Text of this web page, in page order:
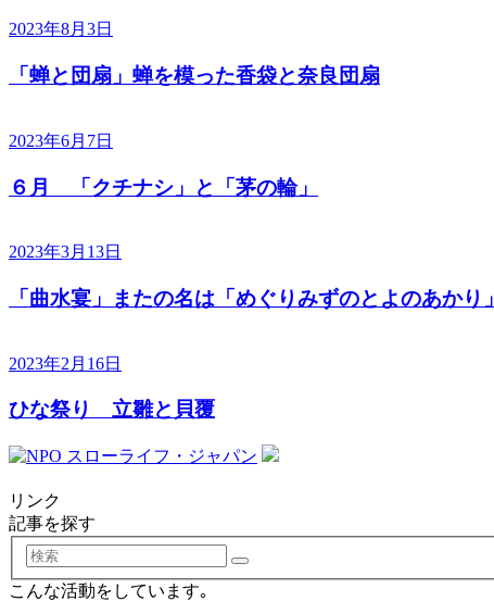
2023年8月3日
「蝉と団扇」蝉を模った香袋と奈良団扇
2023年6月7日
６月 「クチナシ」と「茅の輪」
2023年3月13日
「曲水宴」またの名は「めぐりみずのとよのあかり」
2023年2月16日
ひな祭り 立雛と貝覆
リンク
記事を探す
検
索
こんな活動をしています｡